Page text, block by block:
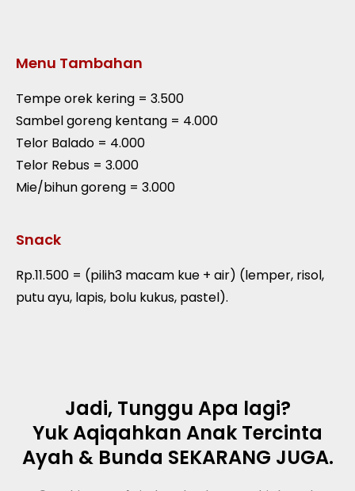
Menu Tambahan
Tempe orek kering = 3.500
Sambel goreng kentang = 4.000
Telor Balado = 4.000
Telor Rebus = 3.000
Mie/bihun goreng = 3.000
Snack
Rp.11.500 = (pilih3 macam kue + air) (lemper, risol,
putu ayu, lapis, bolu kukus, pastel).
Jadi, Tunggu Apa lagi?
Yuk Aqiqahkan Anak Tercinta
Ayah & Bunda SEKARANG JUGA.